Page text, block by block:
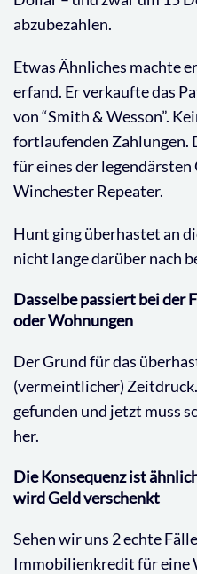
abzubezahlen.
Etwas Ähnliches machte
erfand. Er verkaufte das
von “Smith & Wesson”.
fortlaufenden Zahlungen.
für eines der
Winchester Repeater.
Hunt ging überhastet an
nicht lange darüber nach
Dasselbe passiert bei der
oder Wohnungen
Der Grund für das
(vermeintlicher)
gefunden und jetzt muss
her.
Die Konsequenz ist
wird Geld verschenkt
Sehen wir uns 2 echte
Immobilienkredit für eine